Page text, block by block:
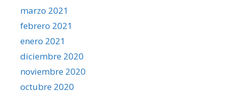
marzo 2021
febrero 2021
enero 2021
diciembre 2020
noviembre 2020
octubre 2020